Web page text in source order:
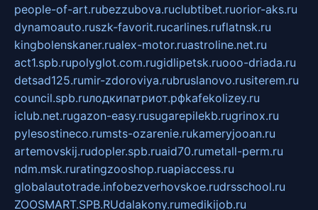
people-of-art.rubezzubova.ruclubtibet.ruorior-aks.ru
dynamoauto.ruszk-favorit.rucarlines.ruflatnsk.ru
kingbolenskaner.rualex-motor.ruastroline.net.ru
act1.spb.rupolyglot.com.rugidlipetsk.ruooo-driada.ru
detsad125.rumir-zdoroviya.rubruslanovo.rusiterem.ru
council.spb.ruлодкипатриот.рфkafekolizey.ru
iclub.net.rugazon-easy.rusugarepilekb.rugrinox.ru
pylesostineco.rumsts-ozarenie.rukameryjooan.ru
artemovskij.rudopler.spb.ruaid70.rumetall-perm.ru
ndm.msk.ruratingzooshop.ruapiaccess.ru
globalautotrade.infobezverhovskoe.rudrsschool.ru
ZOOSMART.SPB.RUdalakony.rumedikijob.ru